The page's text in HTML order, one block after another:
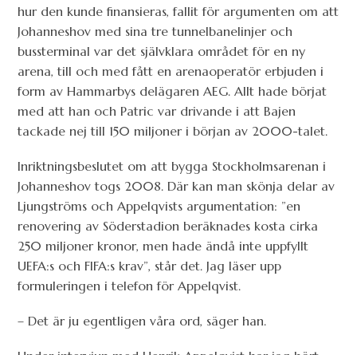
hur den kunde finansieras, fallit för argumenten om att
Johanneshov med sina tre tunnelbanelinjer och
bussterminal var det självklara området för en ny
arena, till och med fått en arenaoperatör erbjuden i
form av Hammarbys delägaren AEG. Allt hade börjat
med att han och Patric var drivande i att Bajen
tackade nej till 150 miljoner i början av 2000-talet.
Inriktningsbeslutet om att bygga Stockholmsarenan i
Johanneshov togs 2008. Där kan man skönja delar av
Ljungströms och Appelqvists argumentation: ”en
renovering av Söderstadion beräknades kosta cirka
250 miljoner kronor, men hade ändå inte uppfyllt
UEFA:s och FIFA:s krav”, står det. Jag läser upp
formuleringen i telefon för Appelqvist.
– Det är ju egentligen våra ord, säger han.